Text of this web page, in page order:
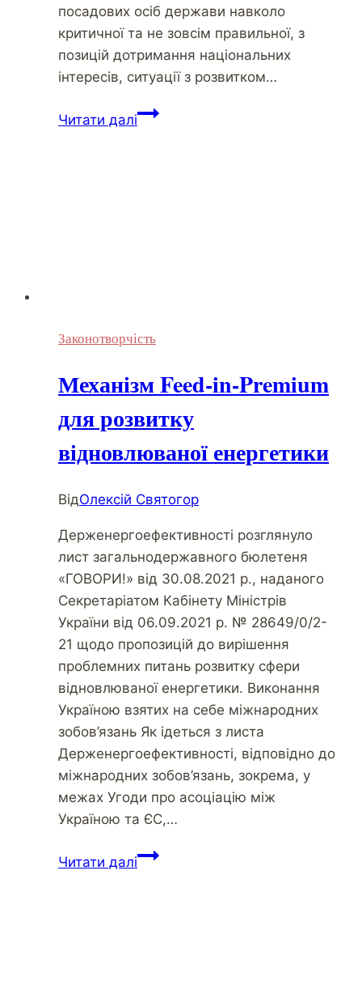
посадових осіб держави навколо
критичної та не зовсім правильної, з
позицій дотримання національних
інтересів, ситуації з розвитком…
Читати далі
Законотворчість
Механізм Feed-in-Premium
для розвитку
відновлюваної енергетики
ВідОлексій Святогор
Держенергоефективності розглянуло
лист загальнодержавного бюлетеня
«ГОВОРИ!» від 30.08.2021 р., наданого
Секретаріатом Кабінету Міністрів
України від 06.09.2021 р. № 28649/0/2-
21 щодо пропозицій до вирішення
проблемних питань розвитку сфери
відновлюваної енергетики. Виконання
Україною взятих на себе міжнародних
зобов’язань Як ідеться з листа
Держенергоефективності, відповідно до
міжнародних зобов’язань, зокрема, у
межах Угоди про асоціацію між
Україною та ЄС,…
Читати далі